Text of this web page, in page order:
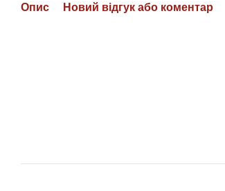
Опис Новий відгук або коментар